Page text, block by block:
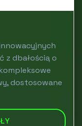
z dbałością o
dostosowane